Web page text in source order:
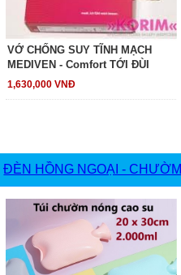
VỚ CHỐNG SUY TĨNH MẠCH
MEDIVEN - Comfort TỚI ĐÙI
1,630,000 VNĐ
ĐÈN HỒNG NGOẠI - CHƯỜM